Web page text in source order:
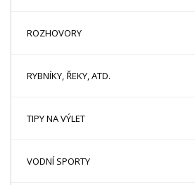
ROZHOVORY
RYBNÍKY, ŘEKY, ATD.
TIPY NA VÝLET
VODNÍ SPORTY